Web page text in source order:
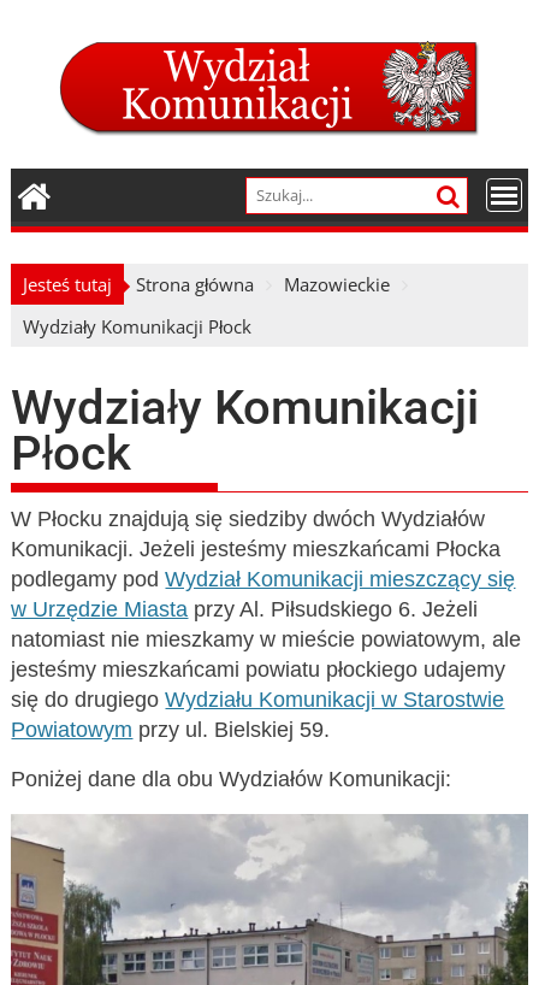
Jesteś tutaj Strona główna
Mazowieckie
Wydziały Komunikacji Płock
Wydziały Komunikacji
Płock
W Płocku znajdują się siedziby dwóch Wydziałów
Komunikacji. Jeżeli jesteśmy mieszkańcami Płocka
podlegamy podWydział Komunikacji mieszczący się
w Urzędzie Miasta przy Al. Piłsudskiego 6. Jeżeli
natomiast nie mieszkamy w mieście powiatowym, ale
jesteśmy mieszkańcami powiatu płockiego udajemy
się do drugiegoWydziału Komunikacji w Starostwie
Powiatowym przy ul. Bielskiej 59.
Poniżej dane dla obu Wydziałów Komunikacji: